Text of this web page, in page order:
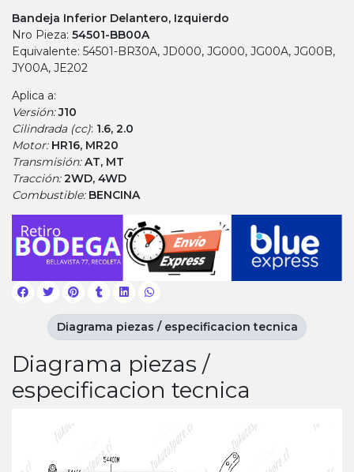
Bandeja Inferior Delantero, Izquierdo
Nro Pieza: 54501-BB00A
Equivalente: 54501-BR30A, JD000, JG000, JG00A, JG00B,
JY00A, JE202
Aplica a:
Versión:J10
Cilindrada (cc): 1.6, 2.0
Motor: HR16, MR20
Transmisión:AT, MT
Tracción:2WD, 4WD
Combustible: BENCINA
Diagrama piezas /
especificacion tecnica
Diagrama piezas / especificacion tecnica